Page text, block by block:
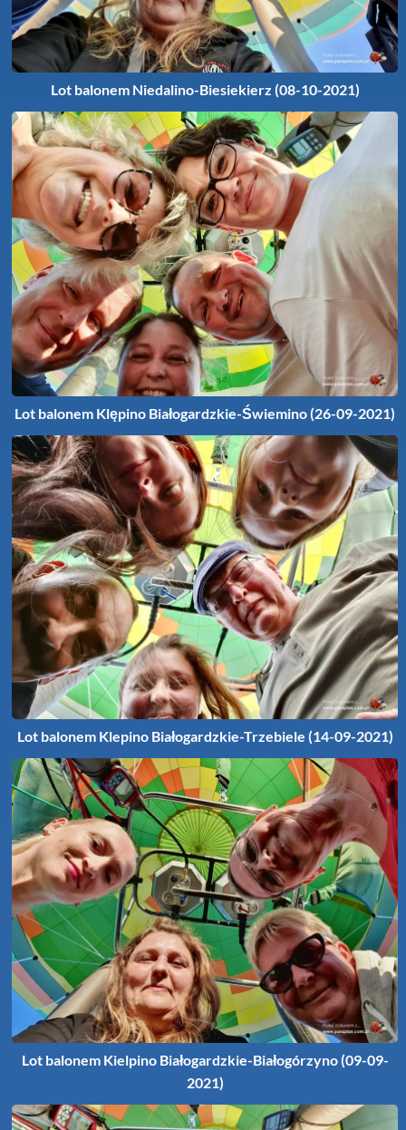
Lot balonem Niedalino-Biesiekierz (08-10-2021)
Lot balonem Klępino Białogardzkie-Świemino (26-09-2021)
Lot balonem Klepino Białogardzkie-Trzebiele (14-09-2021)
Lot balonem Kielpino Białogardzkie-Białogórzyno (09-09-
2021)